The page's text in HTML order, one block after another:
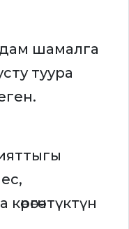
шамалга
туура